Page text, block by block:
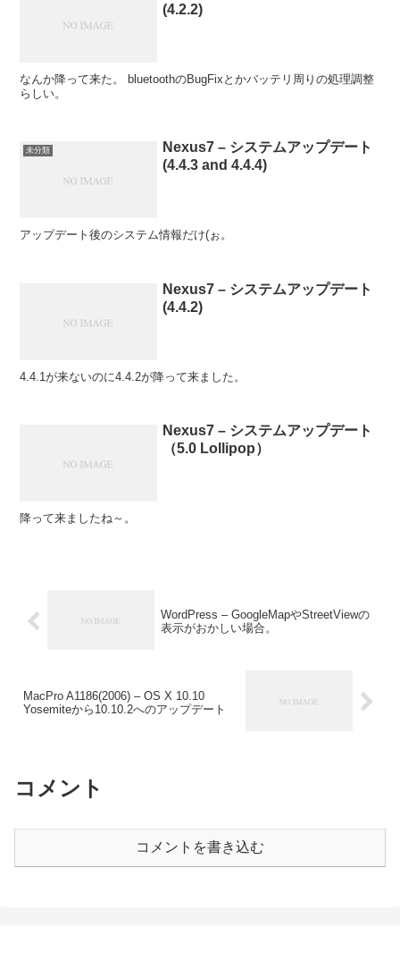
(4.2.2)
なんか降って来た。 bluetoothのBugFixとかバッテリ周りの処理調整
らしい。
未分類
Nexus7 – システムアップデート
(4.4.3 and 4.4.4)
アップデート後のシステム情報だけ(ぉ。
Nexus7 – システムアップデート
(4.4.2)
4.4.1が来ないのに4.4.2が降って来ました。
Nexus7 – システムアップデート
（5.0 Lollipop）
降って来ましたね～。
WordPress – GoogleMapやStreetViewの
表示がおかしい場合。
MacPro A1186(2006) – OS X 10.10
Yosemiteから10.10.2へのアップデート
コメント
コメントを書き込む